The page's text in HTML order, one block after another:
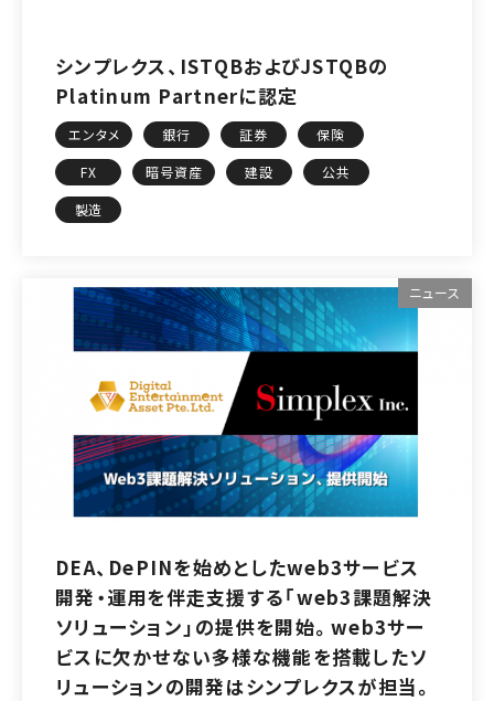
シンプレクス、ISTQBおよびJSTQBの
Platinum Partnerに認定
エンタメ 銀行 証券
保険
FX
暗号資産 建設
公共
製造
ニュース
DEA、DePINを始めとしたweb3サービス
開発・運用を伴走支援する「web3課題解決
ソリューション」の提供を開始。web3サー
ビスに欠かせない多様な機能を搭載したソ
リューションの開発はシンプレクスが担当。